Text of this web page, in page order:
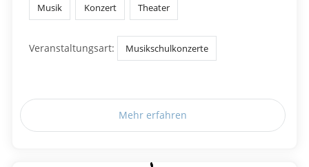
Musik Konzert Theater
Veranstaltungsart: Musikschulkonzerte
Mehr erfahren